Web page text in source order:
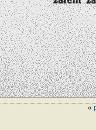
«